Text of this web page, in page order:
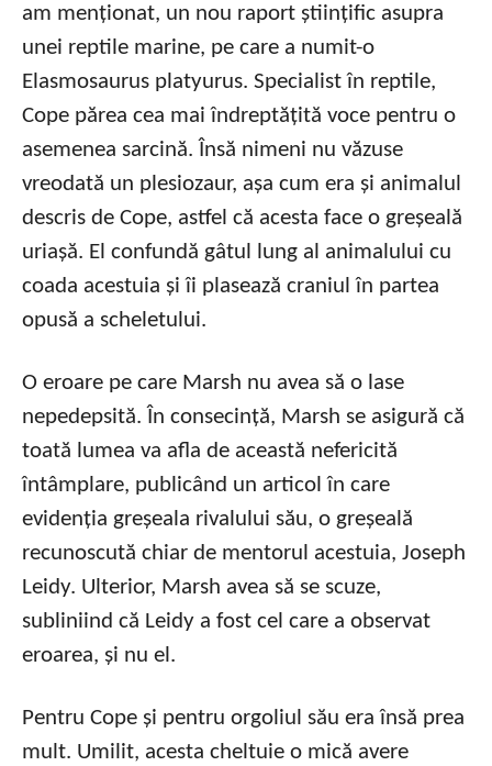
am menționat, un nou raport științific asupra
unei reptile marine, pe care a numit-o
Elasmosaurus platyurus. Specialist în reptile,
Cope părea cea mai îndreptățită voce pentru o
asemenea sarcină. Însă nimeni nu văzuse
vreodată un plesiozaur, așa cum era și animalul
descris de Cope, astfel că acesta face o greșeală
uriașă. El confundă gâtul lung al animalului cu
coada acestuia și îi plasează craniul în partea
opusă a scheletului.
O eroare pe care Marsh nu avea să o lase
nepedepsită. În consecință, Marsh se asigură că
toată lumea va afla de această nefericită
întâmplare, publicând un articol în care
evidenția greșeala rivalului său, o greșeală
recunoscută chiar de mentorul acestuia, Joseph
Leidy. Ulterior, Marsh avea să se scuze,
subliniind că Leidy a fost cel care a observat
eroarea, și nu el.
Pentru Cope și pentru orgoliul său era însă prea
mult. Umilit, acesta cheltuie o mică avere